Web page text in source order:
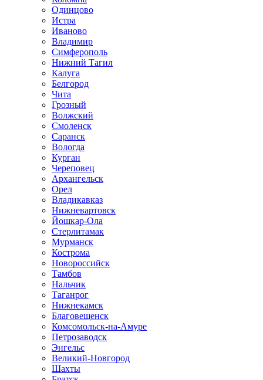
Одинцово
Истра
Иваново
Владимир
Симферополь
Нижний Тагил
Калуга
Белгород
Чита
Грозный
Волжский
Смоленск
Саранск
Вологда
Курган
Череповец
Архангельск
Орел
Владикавказ
Нижневартовск
Йошкар-Ола
Стерлитамак
Мурманск
Кострома
Новороссийск
Тамбов
Нальчик
Таганрог
Нижнекамск
Благовещенск
Комсомольск-на-Амуре
Петрозаводск
Энгельс
Великий-Новгород
Шахты